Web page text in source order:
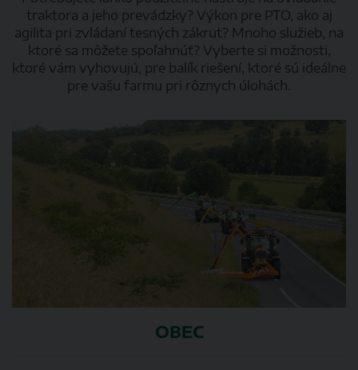
traktora a jeho prevádzky? Výkon pre PTO, ako aj
agilita pri zvládaní tesných zákrut? Mnoho služieb, na
ktoré sa môžete spoľahnúť? Vyberte si možnosti,
ktoré vám vyhovujú, pre balík riešení, ktoré sú ideálne
pre vašu farmu pri rôznych úlohách.
OBEC